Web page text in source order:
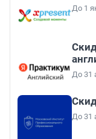
До 1
До 31
До 31